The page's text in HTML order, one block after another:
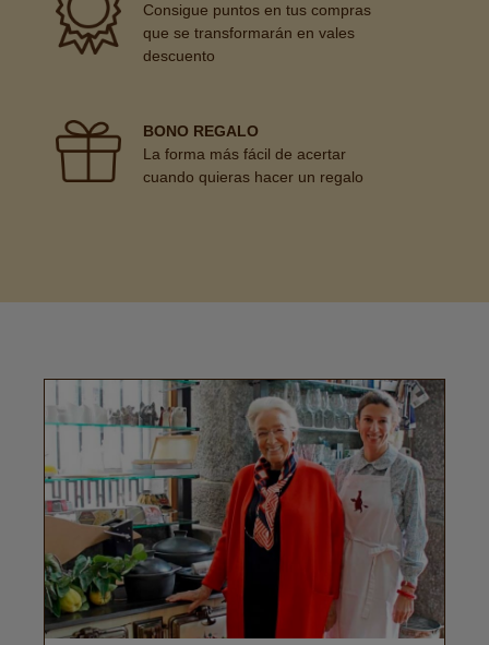
Consigue puntos en tus compras
que se transformarán en vales
descuento
BONO REGALO
La forma más fácil de acertar
cuando quieras hacer un regalo